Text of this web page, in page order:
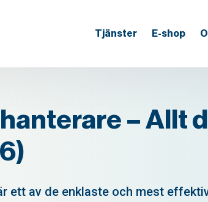
Tjänster E-shop
– Allt
ett av de enklaste och mest